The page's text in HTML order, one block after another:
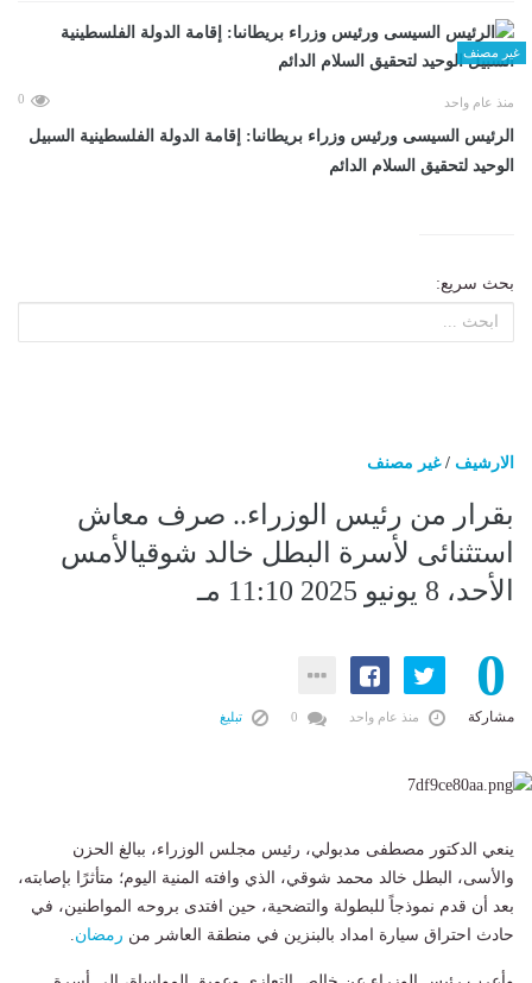
غير مصنف
منذ عام واحد 0
الرئيس السيسى ورئيس وزراء بريطانىا: إقامة الدولة الفلسطينية السبيل
الوحيد لتحقيق السلام الدائم
بحث سريع:
الارشيف /غير مصنف
بقرار من رئيس الوزراء.. صرف معاش
استثنائى لأسرة البطل خالد شوقيالأمس
الأحد، 8 يونيو 2025 11:10 مـ
0
مشاركة منذ عام واحد تبليغ
ينعي الدكتور مصطفى مدبولي، رئيس مجلس الوزراء، ببالغ الحزن
والأسى، البطل خالد محمد شوقي، الذي وافته المنية اليوم؛ متأثرًا بإصابته،
بعد أن قدم نموذجاً للبطولة والتضحية، حين افتدى بروحه المواطنين، في
حادث احتراق سيارة امداد بالبنزين في منطقة العاشر من رمضان